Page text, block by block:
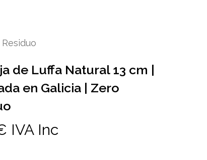
de Luffa Natural 13 cm |
en Galicia | Zero
IVA Inc